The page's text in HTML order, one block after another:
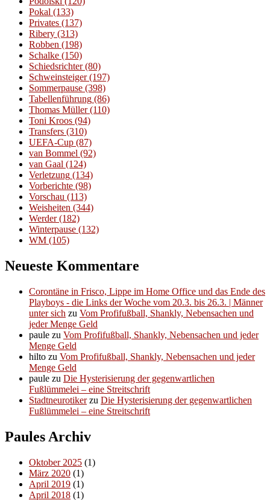
Pokal (133)
Privates (137)
Ribery (313)
Robben (198)
Schalke (150)
Schiedsrichter(80)
Schweinsteiger(197)
Sommerpause (398)
Tabellenführung (86)
Thomas Müller(110)
Toni Kroos (94)
Transfers (310)
UEFA-Cup (87)
van Bommel (92)
van Gaal (124)
Verletzung (134)
Vorberichte (98)
Vorschau (113)
Weisheiten (344)
Werder(182)
Winterpause (132)
WM (105)
Neueste Kommentare
Corontäne in Frisco, Lippe im Home Office und das Ende des
Playboys - die Links der Woche vom 20.3. bis 26.3. | Männer
unter sich zu Vom Profifußball, Shankly, Nebensachen und
jeder Menge Geld
paule zu Vom Profifußball, Shankly, Nebensachen und jeder
Menge Geld
hilto zu Vom Profifußball, Shankly, Nebensachen und jeder
Menge Geld
paule zu Die Hysterisierung der gegenwartlichen
Fußlümmelei – eine Streitschrift
Stadtneurotikerzu Die Hysterisierung der gegenwartlichen
Fußlümmelei – eine Streitschrift
Paules Archiv
Oktober 2025 (1)
März 2020 (1)
April 2019 (1)
April 2018 (1)